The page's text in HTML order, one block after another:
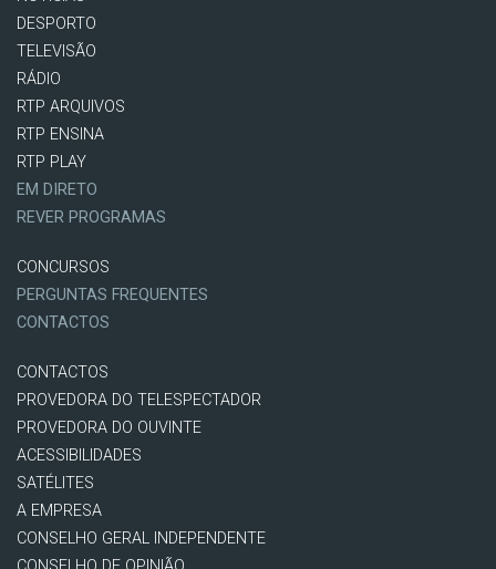
DESPORTO
TELEVISÃO
RÁDIO
RTP ARQUIVOS
RTP ENSINA
RTP PLAY
EM DIRETO
REVER PROGRAMAS
CONCURSOS
PERGUNTAS FREQUENTES
CONTACTOS
CONTACTOS
PROVEDORA DO TELESPECTADOR
PROVEDORA DO OUVINTE
ACESSIBILIDADES
SATÉLITES
A EMPRESA
CONSELHO GERAL INDEPENDENTE